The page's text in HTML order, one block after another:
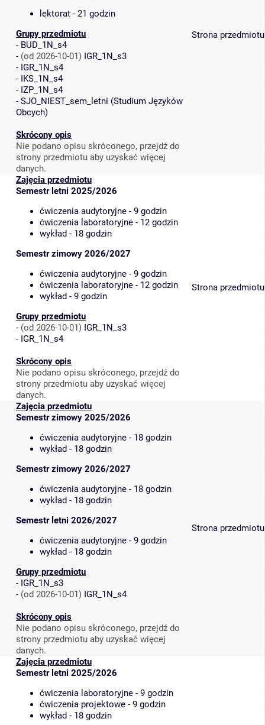
lektorat - 21 godzin
Grupy przedmiotu
- BUD_1N_s4
- (od 2026-10-01) IGR_1N_s3
- IGR_1N_s4
- IKS_1N_s4
- IZP_1N_s4
- SJO_NIEST_sem_letni (Studium Języków
Obcych)
Skrócony opis
Nie podano opisu skróconego, przejdź do
strony przedmiotu aby uzyskać więcej
danych.
Strona przedmiotu
Zajęcia przedmiotu
Semestr letni 2025/2026
ćwiczenia audytoryjne - 9 godzin
ćwiczenia laboratoryjne - 12 godzin
wykład - 18 godzin
Semestr zimowy 2026/2027
ćwiczenia audytoryjne - 9 godzin
ćwiczenia laboratoryjne - 12 godzin
wykład - 9 godzin
Grupy przedmiotu
- (od 2026-10-01) IGR_1N_s3
- IGR_1N_s4
Skrócony opis
Nie podano opisu skróconego, przejdź do
strony przedmiotu aby uzyskać więcej
danych.
Strona przedmiotu
Zajęcia przedmiotu
Semestr zimowy 2025/2026
ćwiczenia audytoryjne - 18 godzin
wykład - 18 godzin
Semestr zimowy 2026/2027
ćwiczenia audytoryjne - 18 godzin
wykład - 18 godzin
Semestr letni 2026/2027
ćwiczenia audytoryjne - 9 godzin
wykład - 18 godzin
Grupy przedmiotu
- IGR_1N_s3
- (od 2026-10-01) IGR_1N_s4
Skrócony opis
Nie podano opisu skróconego, przejdź do
strony przedmiotu aby uzyskać więcej
danych.
Strona przedmiotu
Zajęcia przedmiotu
Semestr letni 2025/2026
ćwiczenia laboratoryjne - 9 godzin
ćwiczenia projektowe - 9 godzin
wykład - 18 godzin